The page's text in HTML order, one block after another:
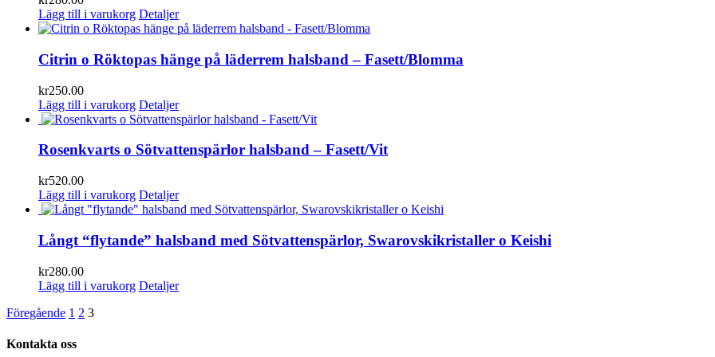
Lägg till i varukorg Detaljer
Citrin o Röktopas hänge på läderrem halsband – Fasett/Blomma
kr250.00
Lägg till i varukorg Detaljer
Rosenkvarts o Sötvattenspärlor halsband – Fasett/Vit
kr520.00
Lägg till i varukorg Detaljer
Långt “flytande” halsband med Sötvattenspärlor, Swarovskikristaller o Keishi
kr280.00
Lägg till i varukorg Detaljer
Föregående 1 2 3
Kontakta oss